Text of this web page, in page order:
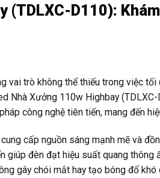
D110):
vai trò không thể thiếu trong việc
Nhà Xưởng 110w Highbay
công nghệ tiên tiến, mang đến
cấp nguồn sáng mạnh mẽ và
giúp đèn đạt hiệu suất quang
gây chói mắt hay tạo bóng đổ khó